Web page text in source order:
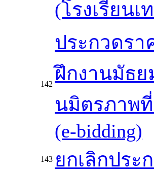
(โรงเรียน
142
ประกวดรา
ฝึกงานมัธย
นมิตรภาพที่
(e-bidding)
143 ยกเลิกประ